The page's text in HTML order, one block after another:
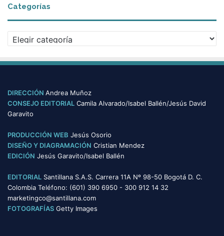
h
i
Categorías
a
e
o
r
s
DIRECCIÓN Andrea Muñoz
CONSEJO EDITORIAL Camila Alvarado/Isabel Ballén/Jesús David
Garavito
PRODUCCIÓN WEB Jesús Osorio
DISEÑO Y DIAGRAMACIÓN Cristian Mendez
EDICIÓN Jesús Garavito/Isabel Ballén
EDITORIAL Santillana S.A.S. Carrera 11A Nº 98-50 Bogotá D. C.
Colombia Teléfono: (601) 390 6950 - 300 912 14 32
marketingco@santillana.com
FOTOGRAFÍAS Getty Images